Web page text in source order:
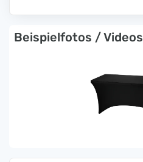
Beispielfotos / Videos